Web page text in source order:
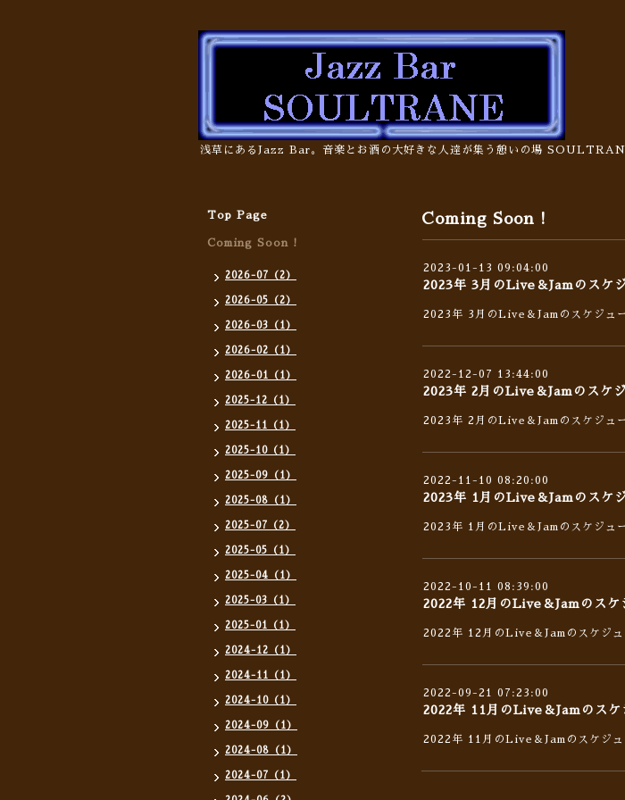
浅草にあるJazz Bar。音楽とお酒の大好きな人達が集う憩いの場
Coming Soon !
2023-01-13 09:04:00
2023年 3月のLive＆Jamのスケ
2023年 3月のLive＆Jamのスケジュ
2022-12-07 13:44:00
2023年 2月のLive＆Jamのスケ
2023年 2月のLive＆Jamのスケジュ
2022-11-10 08:20:00
2023年 1月のLive＆Jamのスケ
2023年 1月のLive＆Jamのスケジュ
2022-10-11 08:39:00
2022年 12月のLive＆Jamのスケ
2022年 12月のLive＆Jamのスケジュ
2022-09-21 07:23:00
2022年 11月のLive＆Jamのスケ
2022年 11月のLive＆Jamのスケジュ
Top Page
Coming Soon !
2026-07（2）
2026-05（2）
2026-03（1）
2026-02（1）
2026-01（1）
2025-12（1）
2025-11（1）
2025-10（1）
2025-09（1）
2025-08（1）
2025-07（2）
2025-05（1）
2025-04（1）
2025-03（1）
2025-01（1）
2024-12（1）
2024-11（1）
2024-10（1）
2024-09（1）
2024-08（1）
2024-07（1）